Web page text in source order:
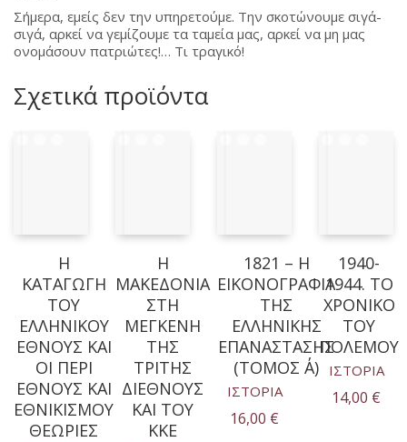
Σήμερα, εμείς δεν την υπηρετούμε. Την σκοτώνουμε σιγά-
σιγά, αρκεί να γεμίζουμε τα ταμεία μας, αρκεί να μη μας
ονομάσουν πατριώτες!… Τι τραγικό!
Σχετικά προϊόντα
Η
ΚΑΤΑΓΩΓΗ
ΤΟΥ
ΕΛΛΗΝΙΚΟΥ
ΕΘΝΟΥΣ ΚΑΙ
ΟΙ ΠΕΡΙ
ΕΘΝΟΥΣ ΚΑΙ
ΕΘΝΙΚΙΣΜΟΥ
ΘΕΩΡΙΕΣ
Η
ΜΑΚΕΔΟΝΙΑ
ΣΤΗ
ΜΕΓΚΕΝΗ
ΤΗΣ
ΤΡΙΤΗΣ
ΔΙΕΘΝΟΥΣ
ΚΑΙ ΤΟΥ
ΚΚΕ
1821 – Η
ΕΙΚΟΝΟΓΡΑΦΙΑ
ΤΗΣ
ΕΛΛΗΝΙΚΗΣ
ΕΠΑΝΑΣΤΑΣΗΣ
(ΤΟΜΟΣ Α΄)
ΙΣΤΟΡΙΑ
16,00 €
1940-
1944. ΤΟ
ΧΡΟΝΙΚΟ
ΤΟΥ
ΠΟΛΕΜΟΥ
ΙΣΤΟΡΙΑ
14,00 €